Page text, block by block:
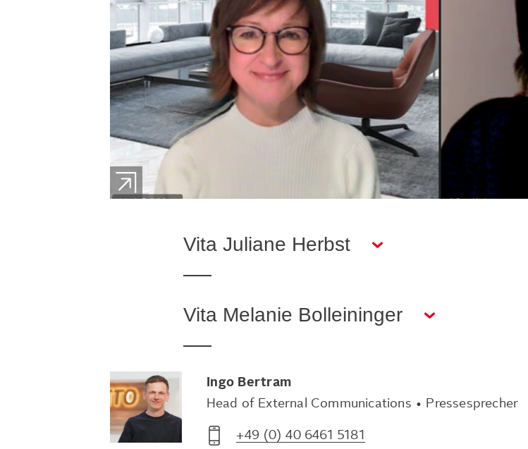
Vita Juliane Herbst
Vita Melanie Bolleininger
Ingo Bertram
Head of External Communications • Pressesprecher
+49 (0) 40 6461 5181